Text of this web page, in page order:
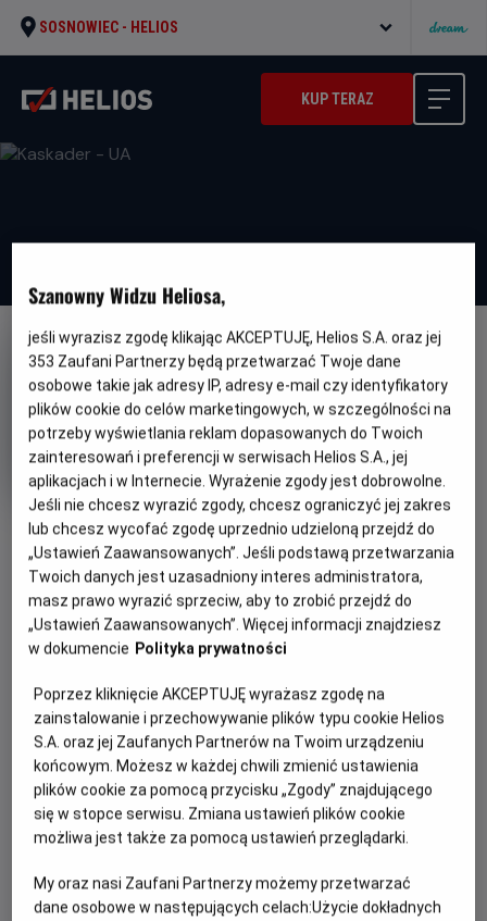
SOSNOWIEC - HELIOS
KUP TERAZ
DUBBING WERSJA JĘZYKOWA UA
OBSERWUJ
Kaskader - UA
Oryginalny
tytuł
The Fall Guy Gatunek
Komedia
Minimalny
wiek
Od 13 lat
Czas
trwania
127 min
Kraj
i
rok
produkcji
USA
OCENA HELIOS
7.3
PREMIERA
3 maja 2024
Девід Літч
OBSADA
Райян Ґослінґ, Аарон Тейлор-Джонсон, Емілі Блант
WIĘCEJ SZCZEGÓŁÓW
Номінант на премію «Оскар» Раян Ґослінґ у новому фільмі
режисера Девіда Літча! Колт — каскадер і, як і кожному
каскадеру йому доводиться виконувати складні трюки,
стрибати з найвищої висоти та постійно ризикувати
життям для ефектних кіносцен. Переживши нещасний
Колту знову доведеться повернутися до роботи. Він
повинен розшукати зниклу кінозірку, розгадати підлу змову
Szanowny Widzu Heliosa,
jeśli wyrazisz zgodę klikając AKCEPTUJĘ, Helios S.A. oraz jej
353 Zaufani Partnerzy będą przetwarzać Twoje dane
osobowe takie jak adresy IP, adresy e-mail czy identyfikatory
plików cookie do celów marketingowych, w szczególności na
potrzeby wyświetlania reklam dopasowanych do Twoich
zainteresowań i preferencji w serwisach Helios S.A., jej
aplikacjach i w Internecie. Wyrażenie zgody jest dobrowolne.
Jeśli nie chcesz wyrazić zgody, chcesz ograniczyć jej zakres
lub chcesz wycofać zgodę uprzednio udzieloną przejdź do
„Ustawień Zaawansowanych”. Jeśli podstawą przetwarzania
Twoich danych jest uzasadniony interes administratora,
masz prawo wyrazić sprzeciw, aby to zrobić przejdź do
„Ustawień Zaawansowanych”. Więcej informacji znajdziesz
w dokumencie Polityka prywatności
Poprzez kliknięcie AKCEPTUJĘ wyrażasz zgodę na
zainstalowanie i przechowywanie plików typu cookie Helios
S.A. oraz jej Zaufanych Partnerów na Twoim urządzeniu
końcowym. Możesz w każdej chwili zmienić ustawienia
plików cookie za pomocą przycisku „Zgody” znajdującego
się w stopce serwisu. Zmiana ustawień plików cookie
możliwa jest także za pomocą ustawień przeglądarki.
My oraz nasi Zaufani Partnerzy możemy przetwarzać
dane osobowe w następujących celach:Użycie dokładnych